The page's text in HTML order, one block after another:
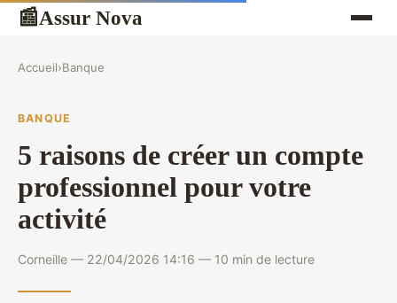
📰Assur Nova
Accueil›Banque
BANQUE
5 raisons de créer un compte
professionnel pour votre
activité
Corneille — 22/04/2026 14:16 — 10 min de lecture